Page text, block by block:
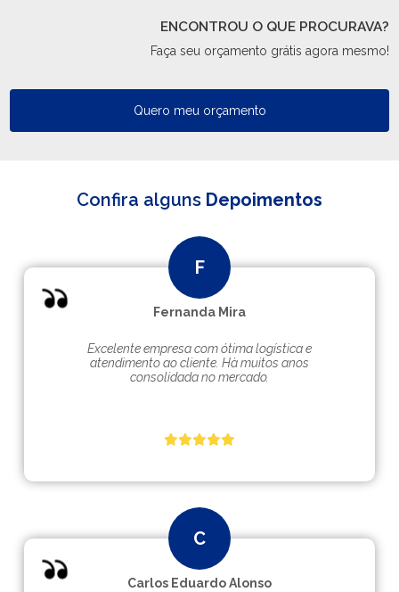
ENCONTROU O QUE PROCURAVA?
Faça seu orçamento grátis agora mesmo!
Quero meu orçamento
Confira alguns Depoimentos
Fernanda Mira
Excelente empresa com ótima logística e
atendimento ao cliente. Hà muitos anos
consolidada no mercado.
Carlos Eduardo Alonso